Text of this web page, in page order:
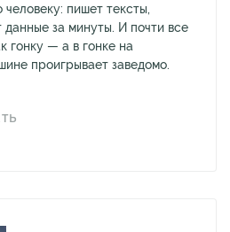
пишет тексты,
данные за минуты. И почти все
гонку — а в гонке на
проигрывает заведомо.